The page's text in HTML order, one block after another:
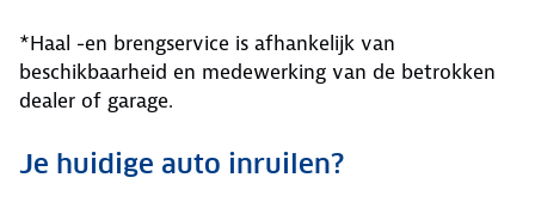
*Haal -en brengservice is afhankelijk van
beschikbaarheid en medewerking van de betrokken
dealer of garage.
Je huidige auto inruilen?